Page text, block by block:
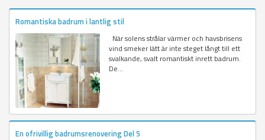
Romantiska badrum i lantlig stil
När solens strålar värmer och havsbrisens
vind smeker lätt är inte steget långt till ett
svalkande, svalt romantiskt inrett badrum.
De...
En ofrivillig badrumsrenovering Del 5